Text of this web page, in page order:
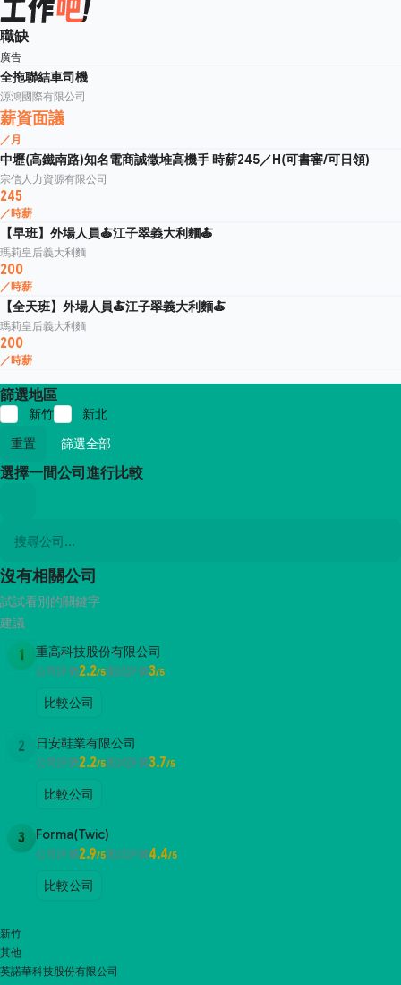
職缺
廣告
全拖聯結車司機
源鴻國際有限公司
薪資面議
／月
中壢(高鐵南路)知名電商誠徵堆高機手 時薪245／H(可書審/可日領)
宗信人力資源有限公司
245
／時薪
【早班】外場人員🍝江子翠義大利麵🍝
瑪莉皇后義大利麵
200
／時薪
【全天班】外場人員🍝江子翠義大利麵🍝
瑪莉皇后義大利麵
200
／時薪
篩選地區
新竹
新北
重置
篩選全部
選擇一間公司進行比較
沒有相關公司
試試看別的關鍵字
建議
1 重高科技股份有限公司
公司評價2.2/5面試評價3/5
比較公司
2 日安鞋業有限公司
公司評價2.2/5面試評價3.7/5
比較公司
3 Forma(Twic)
公司評價2.9/5面試評價4.4/5
比較公司
新竹
其他
英諾華科技股份有限公司